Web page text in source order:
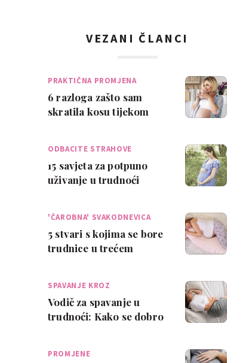
VEZANI ČLANCI
PRAKTIČNA PROMJENA
6 razloga zašto sam
skratila kosu tijekom
ODBACITE STRAHOVE
15 savjeta za potpuno
uživanje u trudnoći
'ČAROBNA' SVAKODNEVICA
5 stvari s kojima se bore
trudnice u trećem
SPAVANJE KROZ
Vodič za spavanje u
trudnoći: Kako se dobro
PROMJENE